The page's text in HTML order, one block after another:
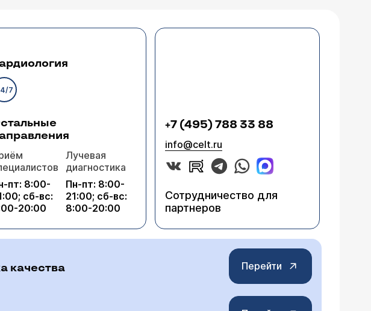
7
пт: 8:00-
сб-вс:
20:00
Лучевая
диагностика
Пн-пт: 8:00-
21:00; сб-вс:
8:00-20:00
+7 (495) 788 33 88
info@celt.ru
Сотрудничество для
партнеров
качества Перейти